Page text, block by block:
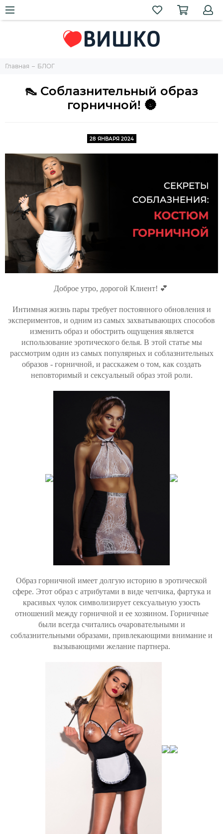
Главная БЛОГ
👠 Соблазнительный образ
горничной! 🌚
28 ЯНВАРЯ 2024
Доброе утро, дорогой Клиент! 💕
Интимная жизнь пары требует постоянного обновления и
экспериментов, и одним из самых захватывающих способов
изменить образ и обострить ощущения является
использование эротического белья. В этой статье мы
рассмотрим один из самых популярных и соблазнительных
образов - горничной, и расскажем о том, как создать
неповторимый и сексуальный образ этой роли.
Образ горничной имеет долгую историю в эротической
сфере. Этот образ с атрибутами в виде чепчика, фартукa и
красивых чулок символизирует сексуальную узость
отношений между горничной и ее хозяином. Горничные
были всегда считались очаровательными и
соблазнительными образами, привлекающими внимание и
вызывающими желание партнера.